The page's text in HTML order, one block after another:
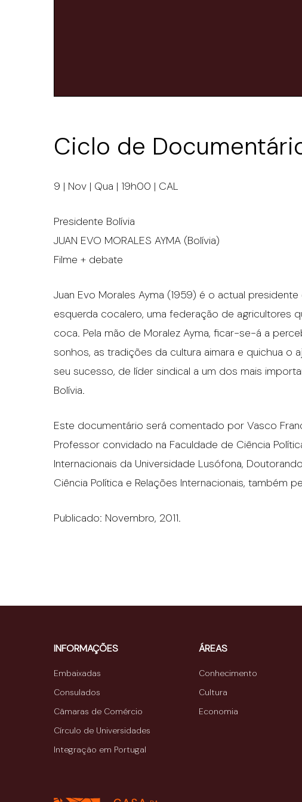
Ciclo de
9 | Nov | Qua | 19h00 | CAL
Presidente Bolívia
JUAN EVO MORALES AYMA (Bolívia)
Filme + debate
Juan Evo Morales Ayma (1959) é o actual
esquerda cocalero, uma federação de agricultores
coca. Pela mão de Moralez Ayma, ficar-se-á a
sonhos, as tradições da cultura aimara e quichua o
seu sucesso, de líder sindical a um dos mais
Bolívia.
Este documentário será comentado por Vasco
Professor convidado na Faculdade de Ciência
Internacionais da Universidade Lusófona,
Ciência Política e Relações Internacionais, também
Publicado: Novembro, 2011.
INFORMAÇÕES
Embaixadas
Consulados
Câmaras de Comércio
Círculo de Universidades
Integração em Portugal
ÁREAS
Conhecimento
Cultura
Economia